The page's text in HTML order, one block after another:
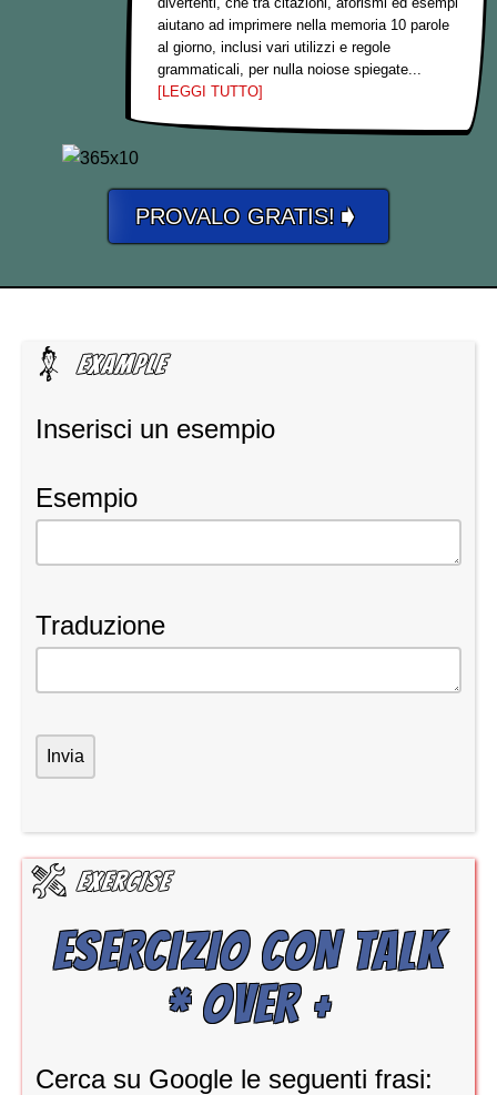
aiutano ad imprimere nella memoria 10 parole
al giorno, inclusi vari utilizzi e regole
grammaticali, per nulla noiose spiegate...
[LEGGI TUTTO]
PROVALO GRATIS! ➧
Inserisci un esempio
Esempio
Traduzione
ESERCIZIO CON TALK
* OVER +
Cerca su Google le seguenti frasi: